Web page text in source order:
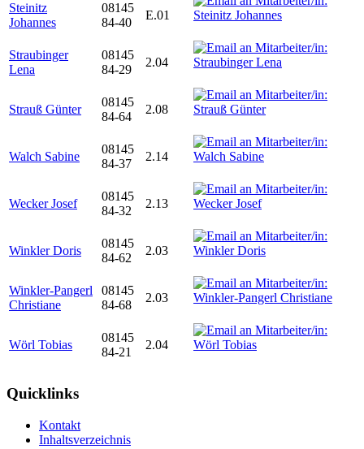
Steinitz
Johannes
08145
84-40
E.01
Straubinger
Lena
08145
84-29
2.04
Strauß Günter
08145
84-64
2.08
Walch Sabine
08145
84-37
2.14
Wecker Josef
08145
84-32
2.13
Winkler Doris
08145
84-62
2.03
Winkler-Pangerl
Christiane
08145
84-68
2.03
Wörl Tobias
08145
84-21
2.04
Quicklinks
Kontakt
Inhaltsverzeichnis